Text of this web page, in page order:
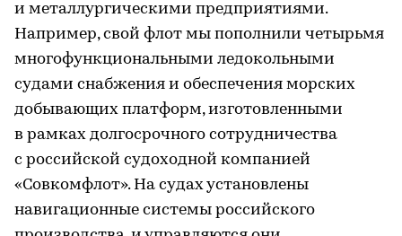
и металлургическими предприятиями.
Например, свой флот мы пополнили четырьмя
многофункциональными ледокольными
судами снабжения и обеспечения морских
добывающих платформ, изготовленными
в рамках долгосрочного сотрудничества
с российской судоходной компанией
«Совкомфлот». На судах установлены
навигационные системы российского